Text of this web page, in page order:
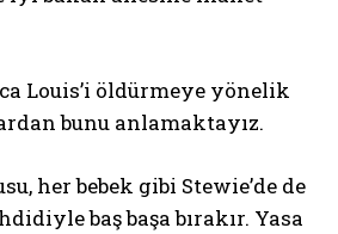
Louis’i öldürmeye yönelik
bunu anlamaktayız.
her bebek gibi Stewie’de de
baş başa bırakır. Yasa